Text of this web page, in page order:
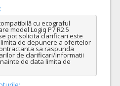
cu ecograful
model Logiq P7 R2.5
pot solicita clarificari este
de depunere a ofertelor
sa raspunda
de clarificari/informatii
de data limita de